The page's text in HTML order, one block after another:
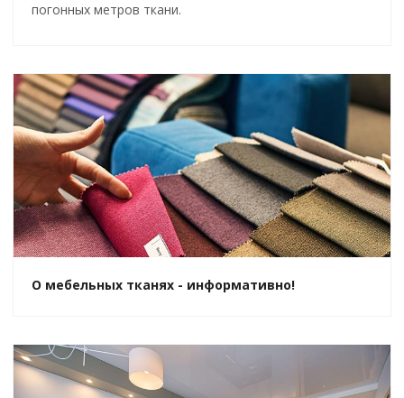
погонных метров ткани.
О мебельных тканях - информативно!